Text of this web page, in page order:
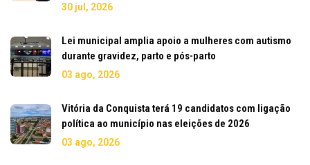
30 jul, 2026
Lei municipal amplia apoio a mulheres com autismo
durante gravidez, parto e pós-parto
03 ago, 2026
Vitória da Conquista terá 19 candidatos com ligação
política ao município nas eleições de 2026
03 ago, 2026